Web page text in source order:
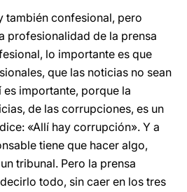
también confesional, pero
profesionalidad de la prensa
lo importante es que
que las noticias no sean
es importante, porque la
de las corrupciones, es un
«Allí hay corrupción». Y a
tiene que hacer algo,
tribunal. Pero la prensa
todo, sin caer en los tres